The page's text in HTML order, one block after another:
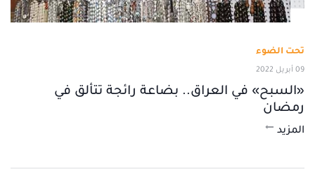
تحت الضوء
09 أبريل 2022
«السبح» في العراق.. بضاعة رائجة تتألق في
رمضان
المزيد